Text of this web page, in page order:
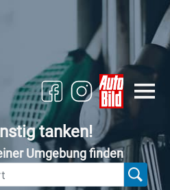
tanken!
Umgebung finden